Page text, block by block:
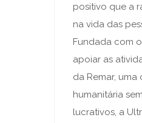
positivo que a
na vida das
Fundada com
apoiar as
da Remar, uma
humanitária
lucrativos, a